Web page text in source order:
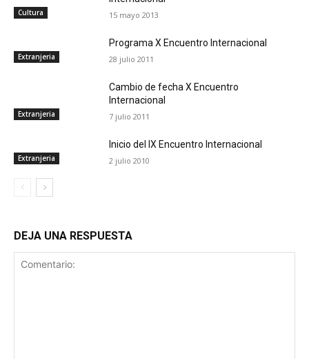
Cultura 15 mayo 2013
Extranjeria
Programa X Encuentro Internacional
28 julio 2011
Extranjeria
Cambio de fecha X Encuentro
Internacional
7 julio 2011
Extranjeria
Inicio del IX Encuentro Internacional
2 julio 2010
DEJA UNA RESPUESTA